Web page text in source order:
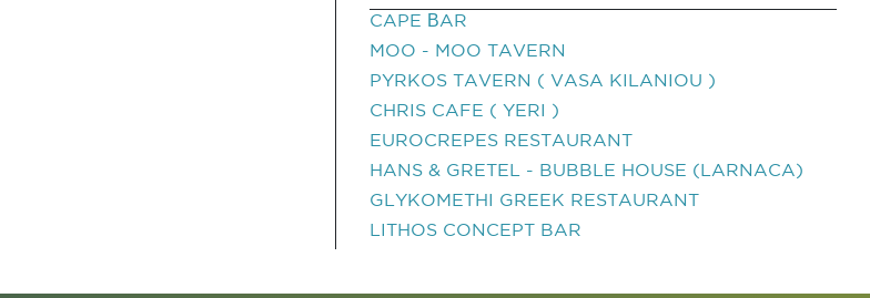
CAPE ΒAR
MOO - MOO TAVERN
PYRKOS TAVERN ( VASA KILANIOU )
CHRIS CAFE ( YERI )
EUROCREPES RESTAURANT
HANS & GRETEL - BUBBLE HOUSE (LARNACA)
GLYKOMETHI GREEK RESTAURANT
LITHOS CONCEPT BAR